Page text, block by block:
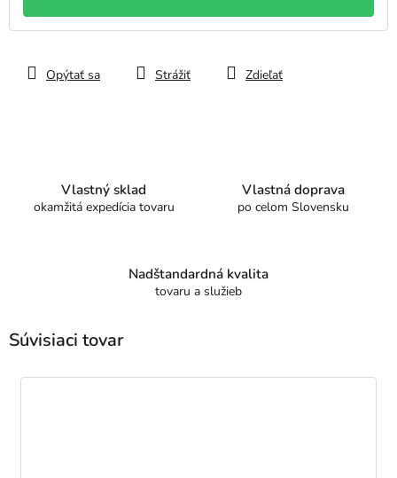
Opýtať sa Strážiť Zdieľať
Vlastný sklad
okamžitá expedícia tovaru
Vlastná doprava
po celom Slovensku
Nadštandardná kvalita
tovaru a služieb
Súvisiaci tovar